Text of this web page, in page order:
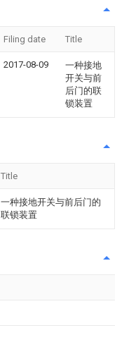
Filing date Title
2017-08-09
一种接地
开关与前
后门的联
锁装置
Title
一种接地开关与前后门的
联锁装置